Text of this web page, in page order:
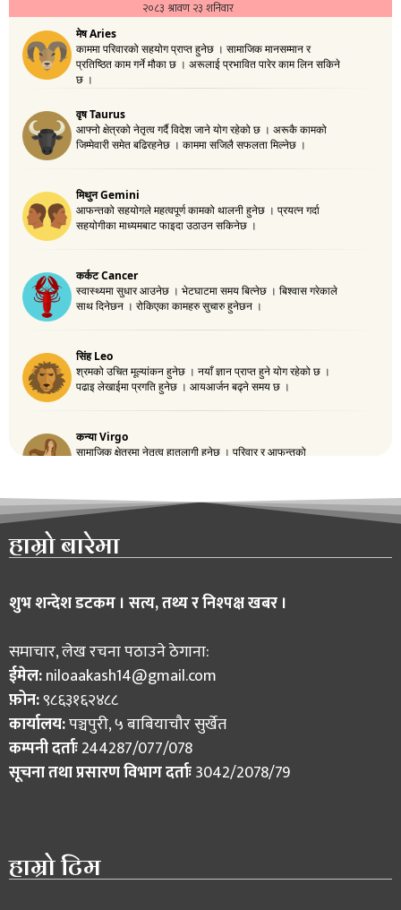
हाम्रो बारेमा
शुभ शन्देश डटकम । सत्य, तथ्य र निश्पक्ष खबर ।
समाचार, लेख रचना पठाउने ठेगाना:
ईमेल:niloaakash14@gmail.com
फ़ोन:९८६३१६२४८८
कार्यालय:पञ्चपुरी, ५ बाबियाचौर सुर्खेत
कम्पनी दर्ताः244287/077/078
सूचना तथा प्रसारण विभाग दर्ताः3042/2078/79
हाम्रो टिम